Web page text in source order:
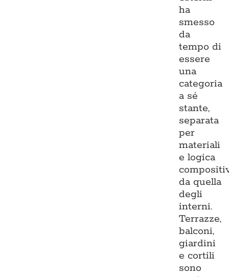
ha
smesso
da
tempo di
essere
una
categoria
a sé
stante,
separata
per
materiali
e logica
da quella
degli
interni.
Terrazze,
balconi,
giardini
e cortili
sono